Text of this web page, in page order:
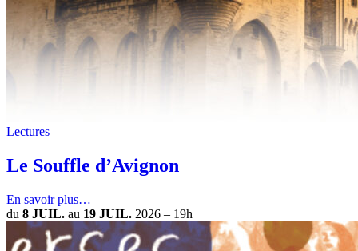
Lectures
Le Souffle d’Avignon
En savoir plus…
du 8 JUIL. au 19 JUIL. 2026 – 19h